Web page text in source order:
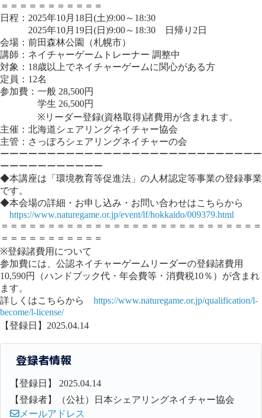
＝＝＝＝＝＝＝＝＝＝＝
日程：2025年10月18日(土)9:00～18:30
2025年10月19日(日)9:00～18:30 日帰り2日
会場：前田森林公園（札幌市）
講師：ネイチャーゲームトレーナー 調整中
対象：18歳以上でネイチャーゲームに関心がある方
定員：12名
参加費：一般 28,500円
学生 26,500円
※リーダー登録(資格取得)諸費用が含まれます。
主催：北海道シェアリングネイチャー協会
主管：さっぽろシェアリングネイチャーの会
ーーーーーーーーーーーーーーーーーーーーーーーーーーーー
ーーーーーーーーーーー
◆本講座は「環境教育等促進法」の人材認定等事業の登録事業
です。
◆本会場の詳細・お申し込み・お問い合わせはこちらから
https://www.naturegame.or.jp/event/lf/hokkaido/009379.html
＝＝＝＝＝＝＝＝＝＝＝＝＝＝＝＝＝＝＝＝＝＝＝＝＝＝＝＝
＝＝＝＝＝＝＝＝＝＝＝
※登録諸費用について
参加費には、公認ネイチャーゲームリーダーの登録諸費用
10,590円（ハンドブック代・年会費等・消費税10％）が含まれ
ます。
詳しくはこちらから https://www.naturegame.or.jp/qualification/l-
become/l-license/
【登録日】2025.04.14
登録者情報
【登録日】 2025.04.14
【登録者】（公社）日本シェアリングネイチャー協会
メールアドレス